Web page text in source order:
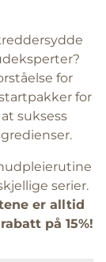
for
for
suksess
serier.
er alltid
på 15%!